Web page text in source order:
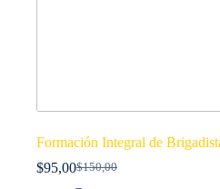
Formación Integral de
$150,00
El
$95,00El